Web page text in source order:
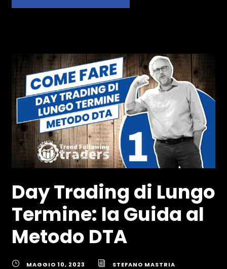
Day Trading di Lungo
Termine: la Guida al
Metodo DTA
MAGGIO 10, 2023 STEFANO MASTRIA